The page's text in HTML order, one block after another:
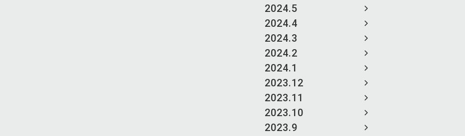
2024.5
2024.4
2024.3
2024.2
2024.1
2023.12
2023.11
2023.10
2023.9